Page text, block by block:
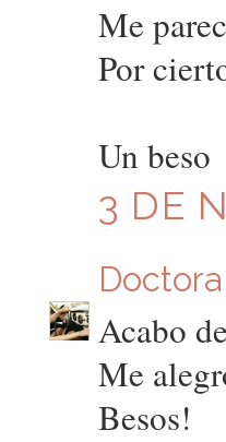
Me
Por
Un beso
3 DE
Doctora
Acabo
Me
Besos!